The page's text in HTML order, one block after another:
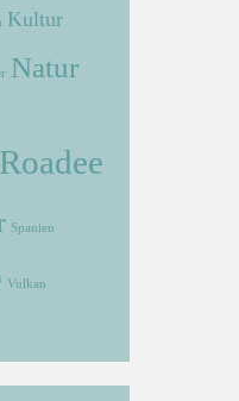
Kultur
Natur
Roadee
Spanien
Vulkan